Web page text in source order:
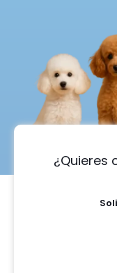
¿Quieres